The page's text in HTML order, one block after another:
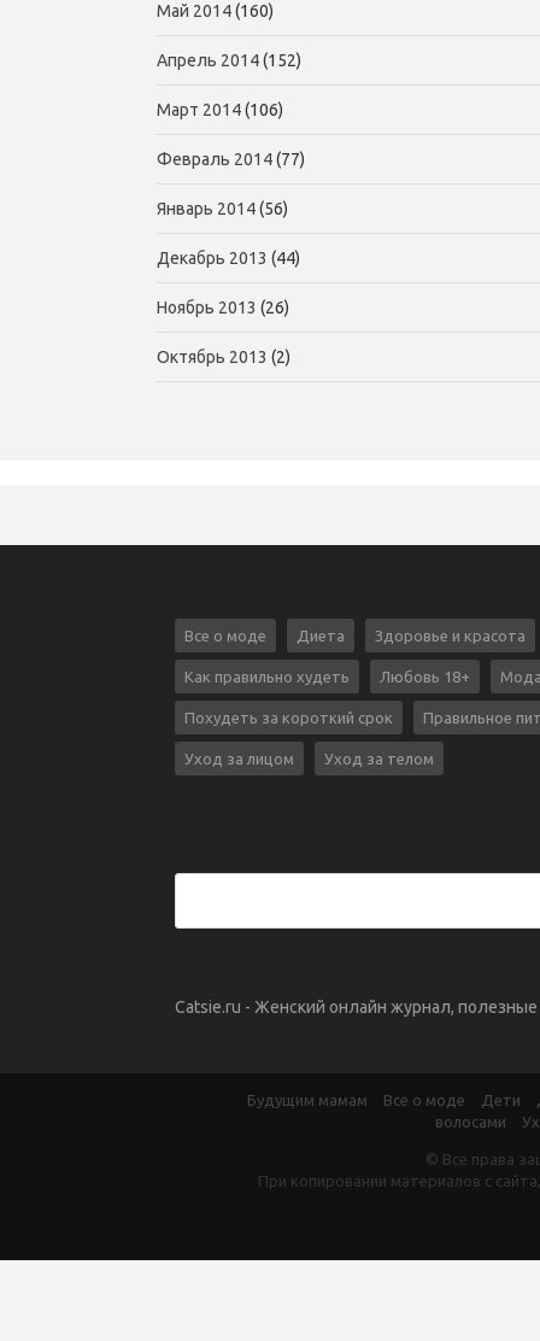
Май 2014(160)
Апрель 2014(152)
Март 2014(106)
Февраль 2014(77)
Январь 2014(56)
Декабрь 2013 (44)
Ноябрь 2013 (26)
Октябрь 2013 (2)
Все о моде Диета Здоровье и красота
Как правильно худеть Любовь 18+
Похудеть за короткий срок Правильное
Уход за лицом Уход за телом
Catsie.ru - Женский онлайн журнал,
Будущим мамам Все о моде Дети
волосами
© Все права
При копировании материалов с